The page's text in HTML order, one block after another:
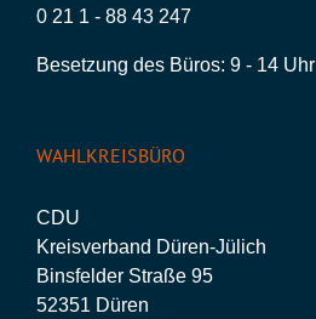
0 21 1 - 88 43 247
Besetzung des Büros: 9 - 14 Uhr
WAHLKREISBÜRO
CDU
Kreisverband Düren-Jülich
Binsfelder Straße 95
52351 Düren